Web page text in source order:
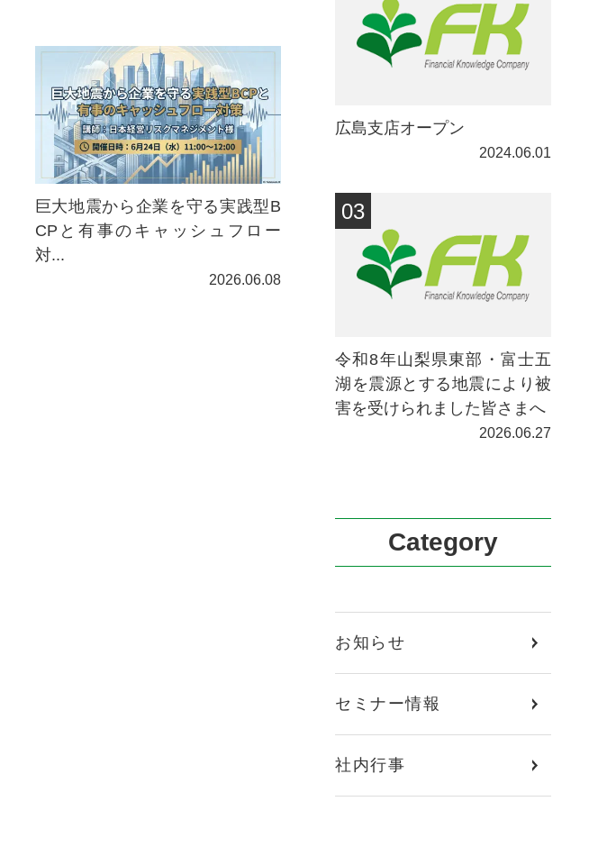
巨大地震から企業を守る実践型B
CPと有事のキャッシュフロー
対...
2026.06.08
広島支店オープン
2024.06.01
令和8年山梨県東部・富士五
湖を震源とする地震により被
害を受けられました皆さまへ
2026.06.27
Category
お知らせ
セミナー情報
社内行事